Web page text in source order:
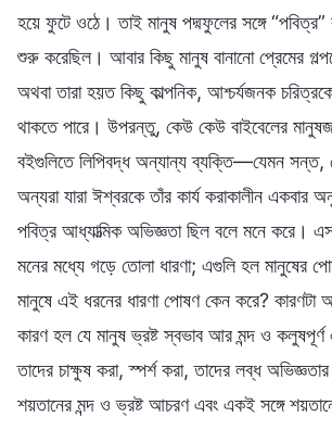
হয়ে ফুটে ওঠে। তাই মানুষ পদ্মফুলের সঙ্গে
শুরু করেছিল। আবার কিছু মানুষ বানানো প্রেমের
অথবা তারা হয়ত কিছু কাল্পনিক, আশ্চর্যজনক
থাকতে পারে। উপরন্তু, কেউ কেউ বাইবেলের
বইগুলিতে লিপিবদ্ধ অন্যান্য ব্যক্তি—যেমন সন্ত,
অন্যরা যারা ঈশ্বরকে তাঁর কার্য করাকালীন একবার
পবিত্র আধ্যাত্মিক অভিজ্ঞতা ছিল বলে মনে করে।
মনের মধ্যে গড়ে তোলা ধারণা; এগুলি হল মানুষের
মানুষে এই ধরনের ধারণা পোষণ কেন করে?
কারণ হল যে মানুষ ভ্রষ্ট স্বভাব আর মন্দ ও
তাদের চাক্ষুষ করা, স্পর্শ করা, তাদের লব্ধ
শয়তানের মন্দ ও ভ্রষ্ট আচরণ এবং একই সঙ্গে